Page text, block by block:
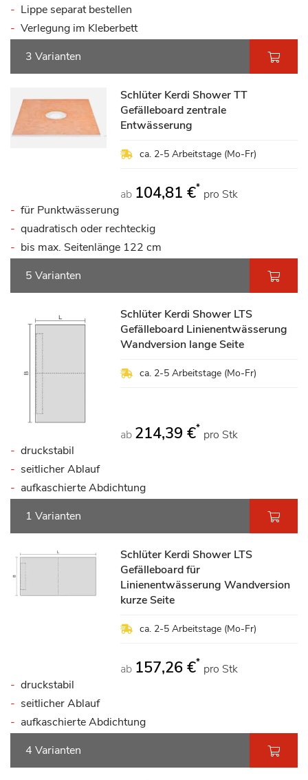
Lippe separat bestellen
Verlegung im Kleberbett
3 Varianten
Schlüter Kerdi Shower TT
Gefälleboard zentrale
Entwässerung
ca. 2-5 Arbeitstage (Mo-Fr)
ab 104,81 €* pro Stk
für Punktwässerung
quadratisch oder rechteckig
bis max. Seitenlänge 122 cm
5 Varianten
Schlüter Kerdi Shower LTS
Gefälleboard Linienentwässerung
Wandversion lange Seite
ca. 2-5 Arbeitstage (Mo-Fr)
ab 214,39 €* pro Stk
druckstabil
seitlicher Ablauf
aufkaschierte Abdichtung
1 Varianten
Schlüter Kerdi Shower LTS
Gefälleboard für
Linienentwässerung Wandversion
kurze Seite
ca. 2-5 Arbeitstage (Mo-Fr)
ab 157,26 €* pro Stk
druckstabil
seitlicher Ablauf
aufkaschierte Abdichtung
4 Varianten